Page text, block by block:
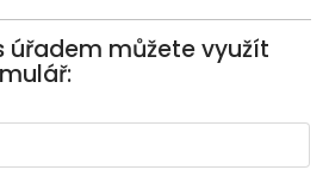
úřadem můžete využít